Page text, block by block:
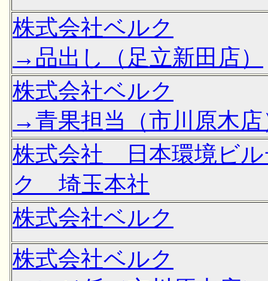
株式会社ベルク
→品出し（足立新田店）
株式会社ベルク
→青果担当（市川原木店
株式会社 日本環境ビル
ク 埼玉本社
株式会社ベルク
株式会社ベルク